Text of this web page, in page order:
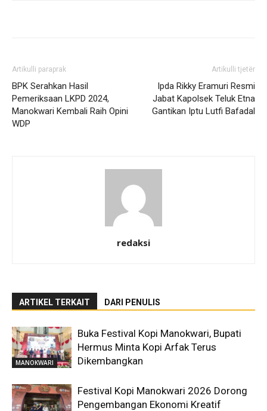
Artikulli paraprak
BPK Serahkan Hasil
Pemeriksaan LKPD 2024,
Manokwari Kembali Raih Opini
WDP
Artikulli tjetër
Ipda Rikky Eramuri Resmi
Jabat Kapolsek Teluk Etna
Gantikan Iptu Lutfi Bafadal
redaksi
ARTIKEL TERKAIT DARI PENULIS
MANOKWARI
Buka Festival Kopi Manokwari, Bupati
Hermus Minta Kopi Arfak Terus
Dikembangkan
Festival Kopi Manokwari 2026 Dorong
Pengembangan Ekonomi Kreatif